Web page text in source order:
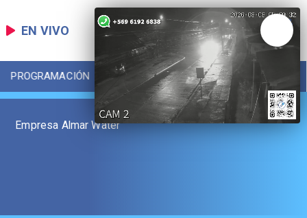
EN VIVO
PROGRAMACIÓN LOCAL DEPORTES
Empresa Almar Water